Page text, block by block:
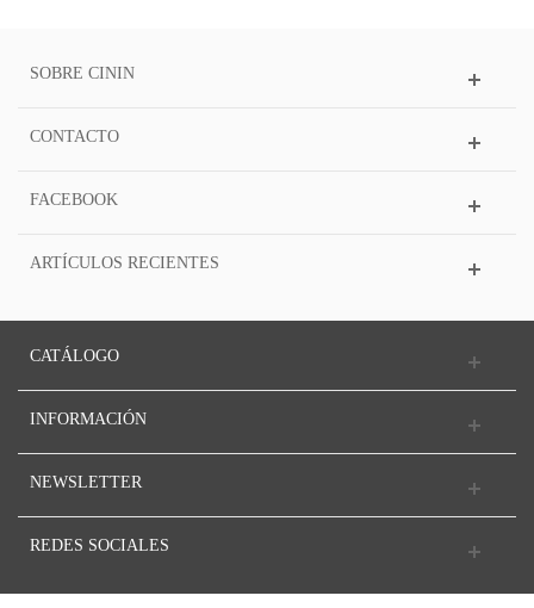
SOBRE CININ
CONTACTO
FACEBOOK
ARTÍCULOS RECIENTES
CATÁLOGO
INFORMACIÓN
NEWSLETTER
REDES SOCIALES